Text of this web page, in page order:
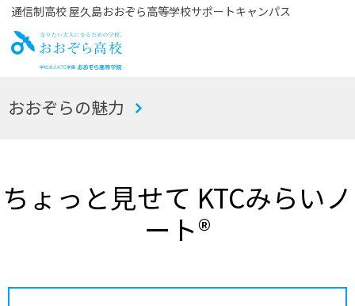
通信制高校 屋久島おおぞら高等学校サポートキャンパス
お
おおぞらの魅力
ちょっと見せて KTCみらいノ
ート®